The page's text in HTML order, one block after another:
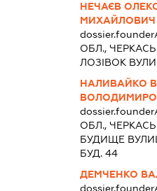
НЕЧАЄВ
МИХАЙЛОВИЧ
ОБЛ.,
ЛОЗІВОК
НАЛИВАЙКО
ОБЛ.,
БУДИЩЕ
БУД. 44
ДЕМЧЕНКО